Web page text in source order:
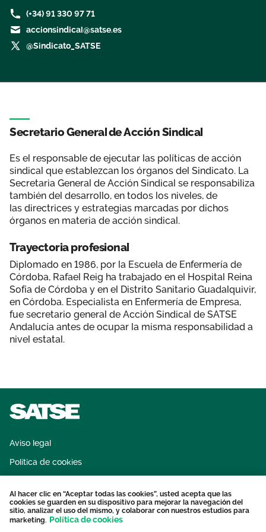
Perspectivas
(+34) 91 330 97 71
accionsindical@satse.es
@Sindicato_SATSE
Secretario General de Acción Sindical
Es el responsable de ejecutar las políticas de acción
sindical que establezcan los órganos del Sindicato. La
Secretaria General de Acción Sindical se responsabiliza
también del desarrollo, en todos los niveles, de
las directrices y estrategias marcadas por dichos
órganos en materia de acción sindical.
Trayectoria profesional
Diplomado en 1986, por la Escuela de Enfermería de
Córdoba, Rafael Reig ha trabajado en el Hospital Reina
Sofía de Córdoba y en el Distrito Sanitario Guadalquivir,
en Córdoba. Especialista en Enfermería de Empresa,
fue secretario general de Acción Sindical de SATSE
Andalucía antes de ocupar la misma responsabilidad a
nivel estatal.
Aviso legal
Política de cookies
Protección datos personales
Contacto
Al hacer clic en “Aceptar todas las cookies”, usted acepta que las
cookies se guarden en su dispositivo para mejorar la navegación del
sitio, analizar el uso del mismo, y colaborar con nuestros estudios para
marketing. Política de cookies